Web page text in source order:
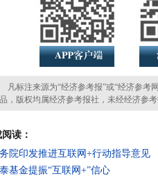
标注来源为“经济参考报”或“经济参考
，版权均属经济参考报社，未经经济参
读：
院印发推进互联网+行动指导意见
基金提振“互联网+”信心